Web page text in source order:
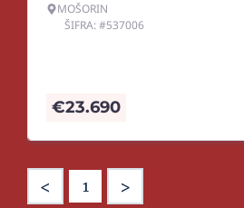
MOŠORIN
ŠIFRA: #537006
€23.690
< 1 >